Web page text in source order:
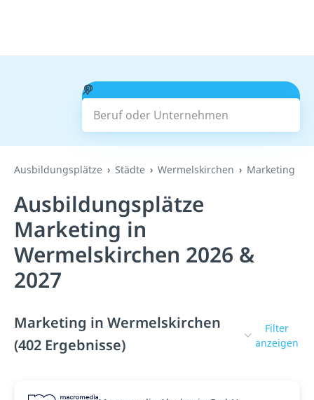
Beruf oder Unternehmen
Suchen
Ausbildungsplätze Städte Wermelskirchen Marketing
Ausbildungsplätze
Marketing in
Wermelskirchen 2026 &
2027
Marketing in Wermelskirchen
(402 Ergebnisse)
Filter
anzeigen